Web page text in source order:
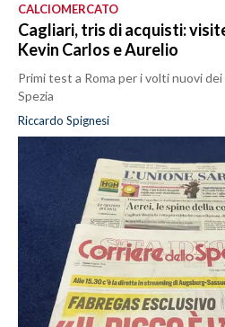
CALCIOMERCATO
Cagliari, tris di acquisti:
Kevin Carlos e Aurelio
Primi test a Roma per i volti nuovi
Spezia
Riccardo Spignesi